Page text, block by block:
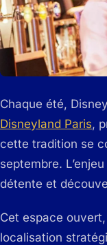
Chaque été,
Disneyland Paris,
cette tradition se
septembre.
détente et
Cet espace
localisation